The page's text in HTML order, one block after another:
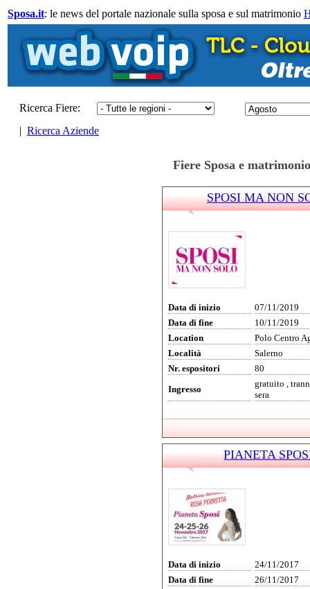
Sposa.it: le news del portale nazionale sulla sposa e sul matrimonio
Ricerca Fiere:
| Ricerca Aziende
Fiere Sposa e
SPOSI MA NON
Data di inizio
07/11/2019
Data di fine
10/11/2019
Location
Polo Centro
Località
Salerno
Nr. espositori
80
Ingresso
gratuito ,
sera
PIANETA
Data di inizio
24/11/2017
Data di fine
26/11/2017